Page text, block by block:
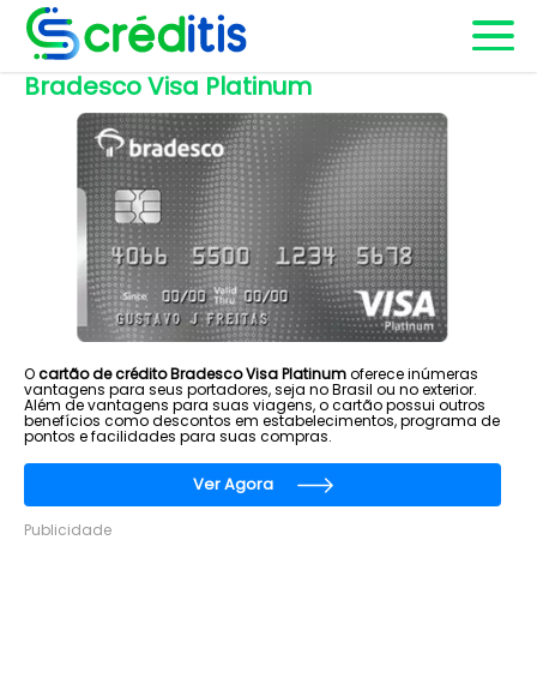
Bradesco Visa Platinum
Ocartão de crédito Bradesco Visa Platinumoferece inúmeras
vantagens para seus portadores, seja no Brasil ou no exterior.
Além de vantagens para suas viagens, o cartão possui outros
benefícios como descontos em estabelecimentos, programa de
pontos e facilidades para suas compras.
Ver Agora
Publicidade